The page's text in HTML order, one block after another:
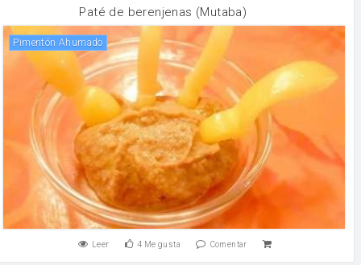
Paté de berenjenas (Mutaba)
Pimentón Ahumado
Leer 4 Me gusta Comentar